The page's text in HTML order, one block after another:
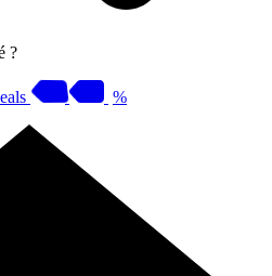
?
%